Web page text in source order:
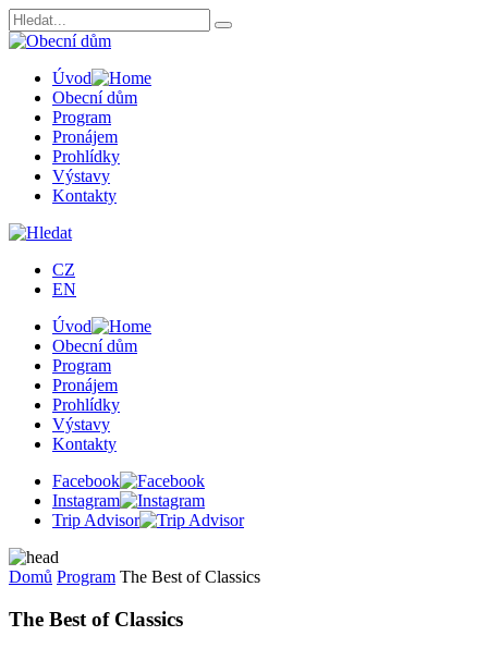
Úvod
Obecní dům
Program
Pronájem
Prohlídky
Výstavy
Kontakty
CZ
EN
Úvod
Obecní dům
Program
Pronájem
Prohlídky
Výstavy
Kontakty
Facebook
Instagram
Trip Advisor
Domů Program The Best of Classics
The Best of Classics